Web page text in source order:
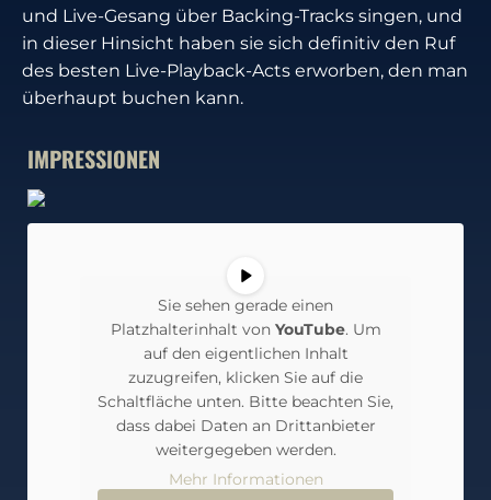
und Live-Gesang über Backing-Tracks singen, und
in dieser Hinsicht haben sie sich definitiv den Ruf
des besten Live-Playback-Acts erworben, den man
überhaupt buchen kann.
IMPRESSIONEN
Sie sehen gerade einen
Platzhalterinhalt von YouTube. Um
auf den eigentlichen Inhalt
zuzugreifen, klicken Sie auf die
Schaltfläche unten. Bitte beachten Sie,
dass dabei Daten an Drittanbieter
weitergegeben werden.
Mehr Informationen